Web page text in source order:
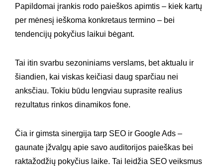
Papildomai įrankis rodo paieškos apimtis – kiek kartų
per mėnesį ieškoma konkretaus termino – bei
tendencijų pokyčius laikui bėgant.
Tai itin svarbu sezoniniams verslams, bet aktualu ir
šiandien, kai viskas keičiasi daug sparčiau nei
anksčiau. Tokiu būdu lengviau suprasite realius
rezultatus rinkos dinamikos fone.
Čia ir gimsta sinergija tarp SEO ir Google Ads –
gaunate įžvalgų apie savo auditorijos paieškas bei
raktažodžių pokyčius laike. Tai leidžia SEO veiksmus